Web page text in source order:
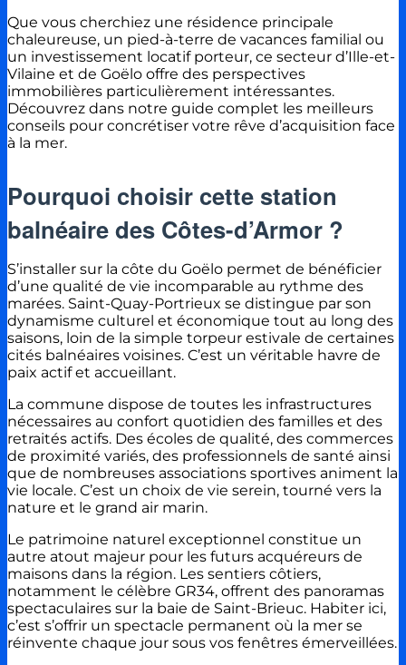
Que vous cherchiez une résidence principale
chaleureuse, un pied-à-terre de vacances familial ou
un investissement locatif porteur, ce secteur d’Ille-et-
Vilaine et de Goëlo offre des perspectives
immobilières particulièrement intéressantes.
Découvrez dans notre guide complet les meilleurs
conseils pour concrétiser votre rêve d’acquisition face
à la mer.
Pourquoi choisir cette station
balnéaire des Côtes-d’Armor ?
S’installer sur la côte du Goëlo permet de bénéficier
d’une qualité de vie incomparable au rythme des
marées. Saint-Quay-Portrieux se distingue par son
dynamisme culturel et économique tout au long des
saisons, loin de la simple torpeur estivale de certaines
cités balnéaires voisines. C’est un véritable havre de
paix actif et accueillant.
La commune dispose de toutes les infrastructures
nécessaires au confort quotidien des familles et des
retraités actifs. Des écoles de qualité, des commerces
de proximité variés, des professionnels de santé ainsi
que de nombreuses associations sportives animent la
vie locale. C’est un choix de vie serein, tourné vers la
nature et le grand air marin.
Le patrimoine naturel exceptionnel constitue un
autre atout majeur pour les futurs acquéreurs de
maisons dans la région. Les sentiers côtiers,
notamment le célèbre GR34, offrent des panoramas
spectaculaires sur la baie de Saint-Brieuc. Habiter ici,
c’est s’offrir un spectacle permanent où la mer se
réinvente chaque jour sous vos fenêtres émerveillées.